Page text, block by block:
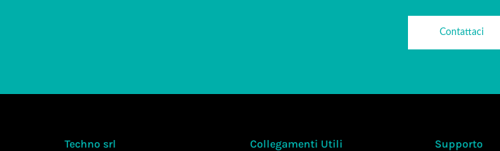
Contattaci
Techno srl Collegamenti Utili Supporto